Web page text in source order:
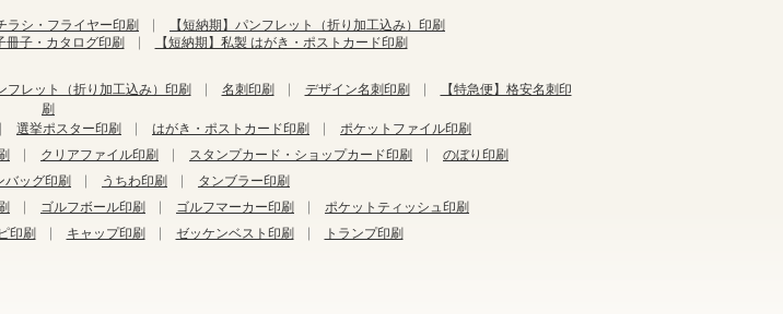
ラシ・フライヤー印刷
【短納期】パンフレット（折り加工込み）印刷
冊子・カタログ印刷 【短納期】私製 はがき・ポストカード印刷
フレット（折り加工込み）印刷 名刺印刷 デザイン名刺印刷
【特急便】格安名刺印
刷
選挙ポスター印刷 はがき・ポストカード印刷
ポケットファイル印刷
クリアファイル印刷 スタンプカード・ショップカード印刷
のぼり印刷
バッグ印刷 うちわ印刷
タンブラー印刷
ゴルフボール印刷 ゴルフマーカー印刷
ポケットティッシュ印刷
印刷 キャップ印刷 ゼッケンベスト印刷 トランプ印刷